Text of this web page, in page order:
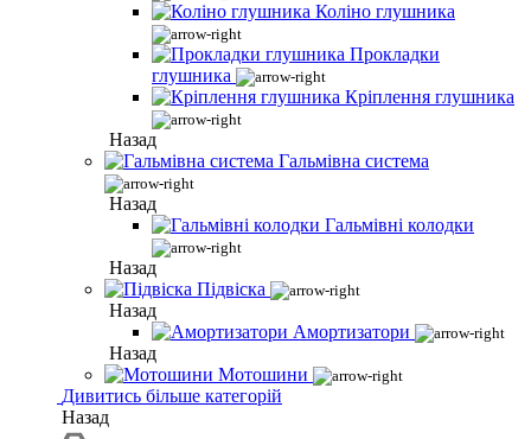
Коліно глушника
Прокладки
глушника
Кріплення глушника
Назад
Гальмівна система
Назад
Гальмівні колодки
Назад
Підвіска
Назад
Амортизатори
Назад
Мотошини
Дивитись більше категорій
Назад